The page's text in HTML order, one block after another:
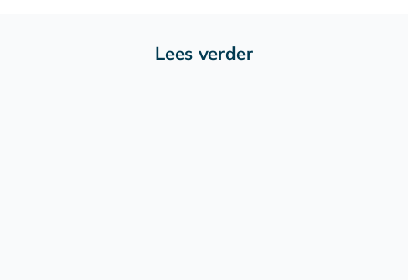
Lees verder